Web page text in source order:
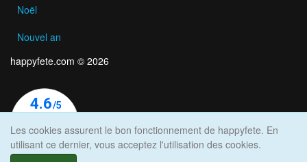
Noël
Nouvel an
happyfete.com © 2026
Les cookies assurent le bon fonctionnement de happyfete. En
utilisant ce dernier, vous acceptez l'utilisation des cookies.